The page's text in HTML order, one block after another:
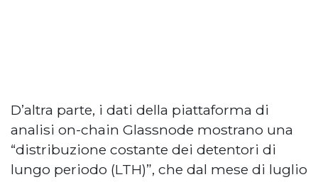
D’altra parte, i dati della piattaforma di
analisi on-chain Glassnode mostrano una
“distribuzione costante dei detentori di
lungo periodo (LTH)”, che dal mese di luglio